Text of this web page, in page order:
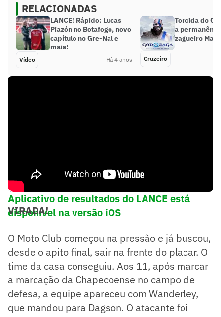
RELACIONADAS
LANCE! Rápido: Lucas
Piazón no Botafogo, novo
capítulo no Gre-Nal e
mais!
Vídeo Há 4 anos
Torcida do
a
zagueiro
Cruzeiro
Aplicativo de resultados do LANCE está
disponível na versão iOS
VIRADA!
O Moto Club começou na pressão e já buscou,
desde o apito final, sair na frente do placar. O
time da casa conseguiu. Aos 11, após marcar
a marcação da Chapecoense no campo de
defesa, a equipe apareceu com Wanderley,
que mandou para Dagson. O atacante foi